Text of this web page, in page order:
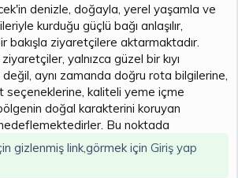
denizle, doğayla, yerel yaşamla ve
kurduğu güçlü bağı anlaşılır,
bakışla ziyaretçilere aktarmaktadır.
yalnızca güzel bir kıyı
aynı zamanda doğru rota bilgilerine,
seçeneklerine, kaliteli yeme içme
doğal karakterini koruyan
Bu noktada
gizlenmiş link,görmek için Giriş yap